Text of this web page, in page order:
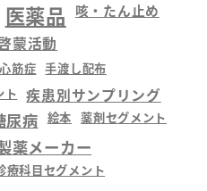
医薬品 咳・たん止め
蒙活動
心筋症 手渡し配布
ト 疾患別サンプリング
尿病 絵本 薬剤セグメント
薬メーカー
療科目セグメント